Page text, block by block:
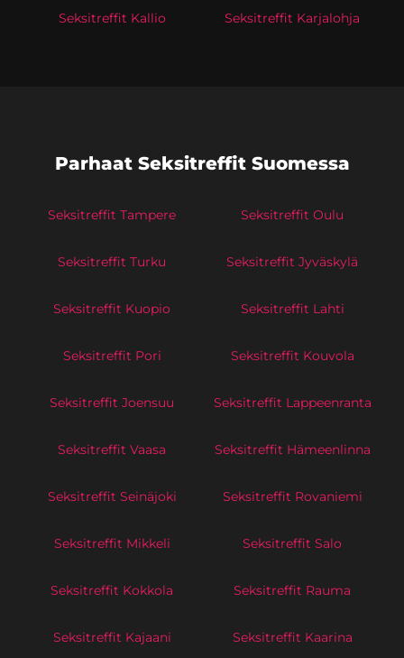
Seksitreffit Kallio Seksitreffit Karjalohja
Parhaat Seksitreffit Suomessa
Seksitreffit Tampere Seksitreffit Oulu
Seksitreffit Turku Seksitreffit Jyväskylä
Seksitreffit Kuopio Seksitreffit Lahti
Seksitreffit Pori Seksitreffit Kouvola
Seksitreffit Joensuu Seksitreffit Lappeenranta
Seksitreffit Vaasa Seksitreffit Hämeenlinna
Seksitreffit Seinäjoki Seksitreffit Rovaniemi
Seksitreffit Mikkeli Seksitreffit Salo
Seksitreffit Kokkola Seksitreffit Rauma
Seksitreffit Kajaani Seksitreffit Kaarina